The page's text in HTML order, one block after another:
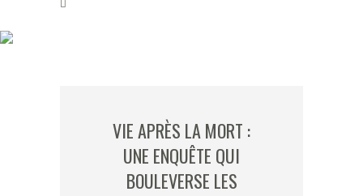
VIE APRÈS LA MORT :
UNE ENQUÊTE QUI
BOULEVERSE LES